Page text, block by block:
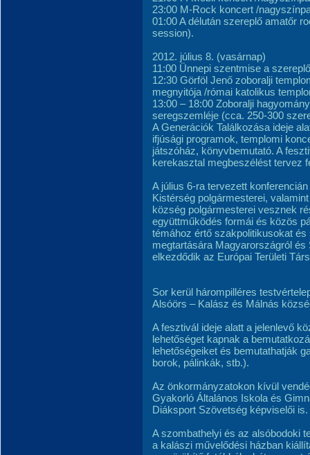
23:00 M-Rock koncert /
01:00 A délután szereplő amatőr
session).
2012. július 8. (vasárnap)
11:00 Ünnepi szentmise a
12:30 Görföl Jenő zoboralji
megnyitója /római katolikus
13:00 – 18:00 Zoboralji
seregszemléje (cca. 250-300
A Generációk Találkozása ideje
ifjúsági programok, templomi
játszóház, könyvbemutató. A
kerekasztal megbeszélést tervez
A július 6-ra tervezett
Kistérség polgármesterei,
község polgármesterei vesznek
együttműködés formái és közös
témához értő szakpolitikusokat
megtartására Magyarországról
elkezdődik az Európai Területi
Sor kerül hárompilléres
Alsóörs – Kalász és Málnás
A fesztivál ideje alatt a jelenlevő
lehetőséget kapnak a
lehetőségeiket és bemutathatják
borok, pálinkák, stb.).
Az önkormányzatokon kívül
Gyakorló Általános Iskola és
Diáksport Szövetség képviselői is.
A szombathelyi és az alsóbodoki
a kalászi művelődési házban